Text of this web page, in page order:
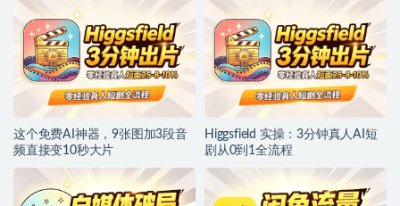
这个免费AI神器，9张图加3段音
频直接变10秒大片
Higgsfield 实操：3分钟真人AI短
剧从0到1全流程